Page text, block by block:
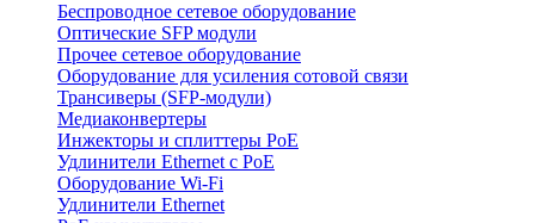
Беспроводное сетевое оборудование
Оптические SFP модули
Прочее сетевое оборудование
Оборудование для усиления сотовой связи
Трансиверы (SFP-модули)
Медиаконвертеры
Инжекторы и сплиттеры PoE
Удлинители Ethernet с PoE
Оборудование Wi-Fi
Удлинители Ethernet